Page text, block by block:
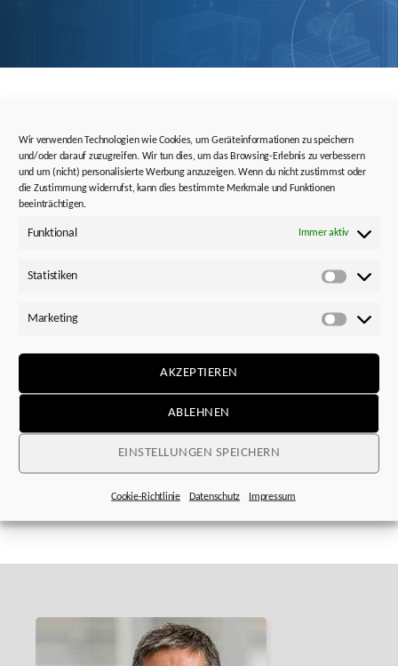
Wir verwenden Technologien wie Cookies, um Geräteinformationen zu speichern
und/oder darauf zuzugreifen. Wir tun dies, um das Browsing-Erlebnis zu verbessern
und um (nicht) personalisierte Werbung anzuzeigen. Wenn du nicht zustimmst oder
die Zustimmung widerrufst, kann dies bestimmte Merkmale und Funktionen
beeinträchtigen.
Funktional Immer aktiv
Statistiken
Marketing
AKZEPTIEREN
ABLEHNEN
EINSTELLUNGEN SPEICHERN
Cookie-Richtlinie Datenschutz Impressum